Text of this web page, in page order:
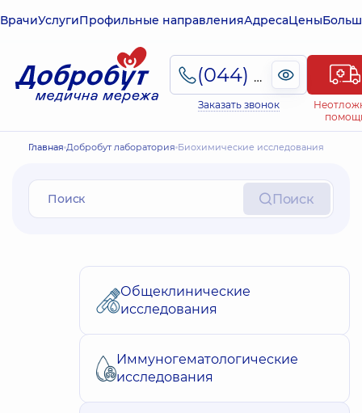
ВрачиУслугиПрофильные направленияАдресаЦены
(044) 495-2-888
Заказать звонок
Главная Добробут лаборатория Биохимические исследования
Поиск
Общеклинические
исследования
Иммуногематологические
исследования